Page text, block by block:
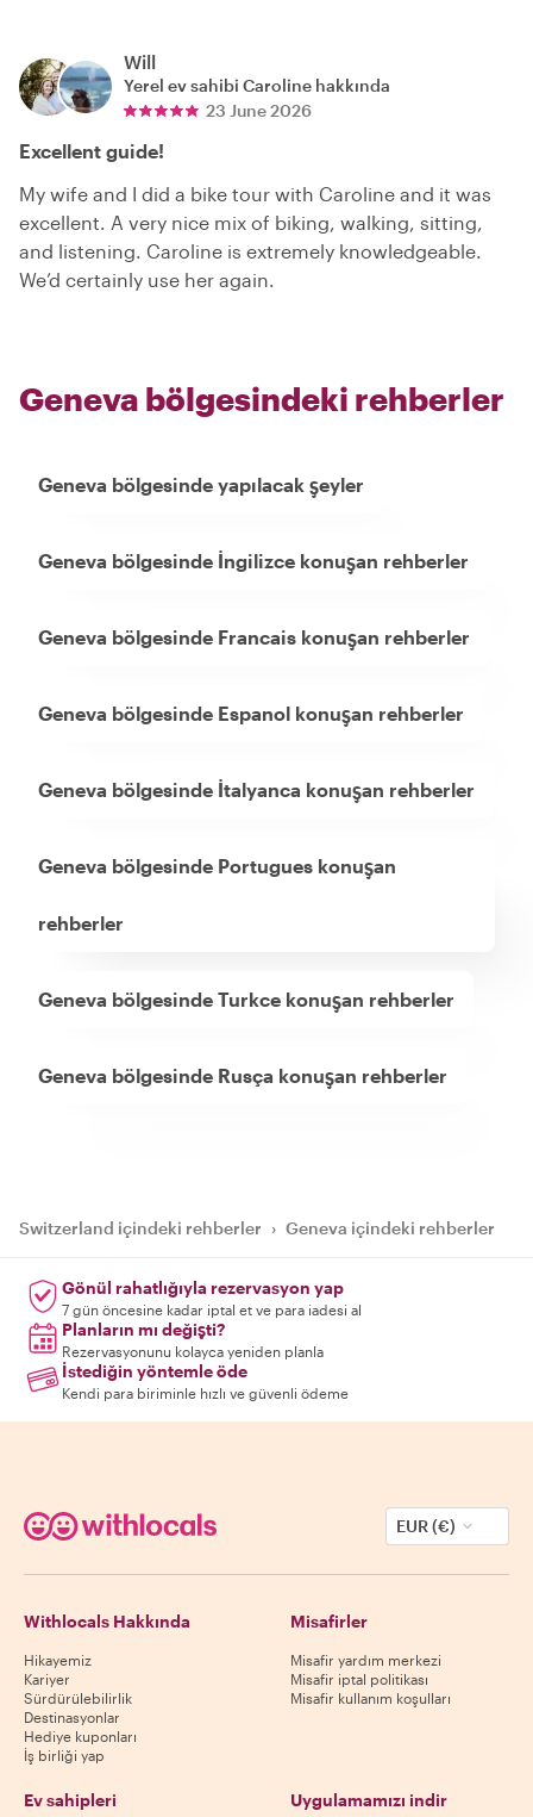
Will
Yerel ev sahibi Caroline hakkında
23 June 2026
Excellent guide!
My wife and I did a bike tour with Caroline and it was
excellent. A very nice mix of biking, walking, sitting,
and listening. Caroline is extremely knowledgeable.
We’d certainly use her again.
Geneva bölgesindeki rehberler
Geneva bölgesinde yapılacak şeyler
Geneva bölgesinde İngilizce konuşan rehberler
Geneva bölgesinde Francais konuşan rehberler
Geneva bölgesinde Espanol konuşan rehberler
Geneva bölgesinde İtalyanca konuşan rehberler
Geneva bölgesinde Portugues konuşan
rehberler
Geneva bölgesinde Turkce konuşan rehberler
Geneva bölgesinde Rusça konuşan rehberler
Switzerland içindeki rehberler › Geneva içindeki rehberler
Gönül rahatlığıyla rezervasyon yap
7 gün öncesine kadar iptal et ve para iadesi al
Planların mı değişti?
Rezervasyonunu kolayca yeniden planla
İstediğin yöntemle öde
Kendi para biriminle hızlı ve güvenli ödeme
EUR (€)
Withlocals Hakkında
Hikayemiz
Kariyer
Sürdürülebilirlik
Destinasyonlar
Hediye kuponları
İş birliği yap
Misafirler
Misafir yardım merkezi
Misafir iptal politikası
Misafir kullanım koşulları
Ev sahipleri Uygulamamızı indir